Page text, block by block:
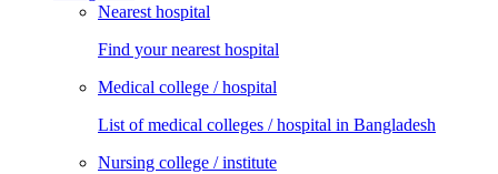
Nearest hospital
Find your nearest hospital
Medical college / hospital
List of medical colleges / hospital in Bangladesh
Nursing college / institute